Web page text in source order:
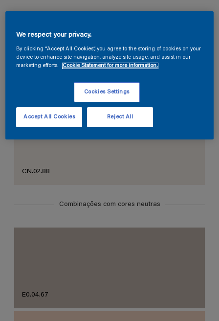
Seção de cores
O Branco Perfeito
CN.02.88
Combinações com cores neutras
E0.04.67
We respect your privacy.
By clicking “Accept All Cookies”, you agree to the storing of cookies on your
device to enhance site navigation, analyze site usage, and assist in our
marketing efforts.
Cookie Statement for more information.
Cookies Settings
Reject All
Accept All Cookies